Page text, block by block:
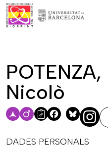
POTENZA,
Nicolò
Facebook
Bluesky
DADES PERSONALS